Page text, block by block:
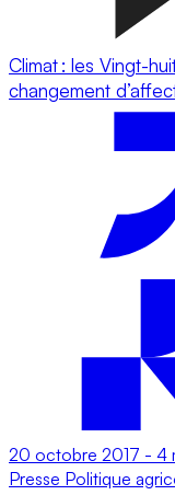
Climat : les Vingt-
changement
20 octobre 2017 - 4
Presse Politique